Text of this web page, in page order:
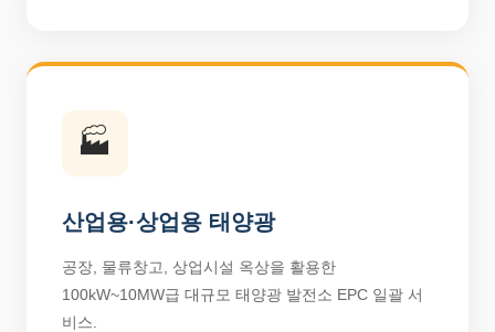
🏭
산업용·상업용 태양광
공장, 물류창고, 상업시설 옥상을 활용한
100kW~10MW급 대규모 태양광 발전소 EPC 일괄 서
비스.